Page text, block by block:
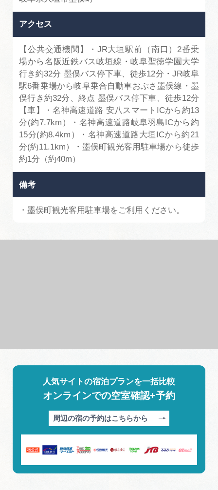
アクセス
【公共交通機関】・JR大垣駅前（南口）2番乗
場から名阪近鉄バス岐垣線・岐阜聖徳学園大学
行き約32分 墨俣バス停下車、徒歩12分・JR岐阜
駅6番乗場から岐阜乗合自動車おぶさ墨俣線・墨
俣行き約32分、終点 墨俣バス停下車、徒歩12分
【車】・名神高速道路 安八スマートICから約13
分(約7.7km）・名神高速道路岐阜羽島ICから約
15分(約8.4km）・名神高速道路大垣ICから約21
分(約11.1km）・墨俣町観光客用駐車場から徒歩
約1分（約40m）
備考
・墨俣町観光客用駐車場をご利用ください。
人気サイトの宿泊プランを一括比較
オンラインでの空室確認+予約
周辺の宿の予約はこちらから